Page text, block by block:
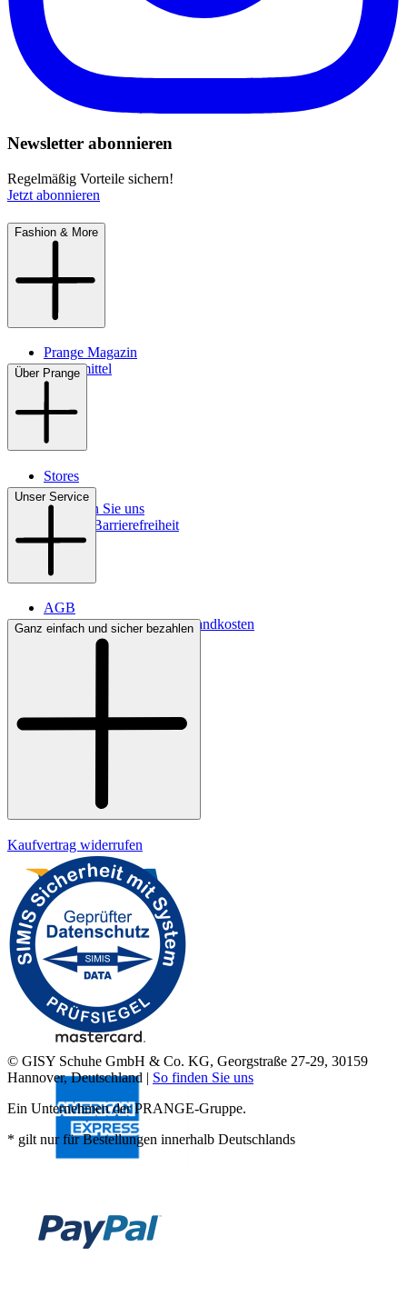
Newsletter abonnieren
Regelmäßig Vorteile sichern!
Jetzt abonnieren
Fashion & More
Prange Magazin
Pflegemittel
Über Prange
Stores
Kontakt
So finden Sie uns
Digitale Barrierefreiheit
Unser Service
AGB
Lieferbedingungen & Versandkosten
Bezahlung
Ganz einfach und sicher bezahlen
Kaufvertrag widerrufen
© GISY Schuhe GmbH & Co. KG, Georgstraße 27-29, 30159
Hannover, Deutschland | So finden Sie uns
Ein Unternehmen der PRANGE-Gruppe.
* gilt nur für Bestellungen innerhalb Deutschlands